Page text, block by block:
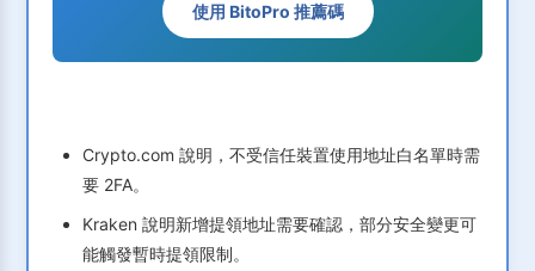
使用 BitoPro 推薦碼
Crypto.com 說明，不受信任裝置使用地址白名單時需
要 2FA。
Kraken 說明新增提領地址需要確認，部分安全變更可
能觸發暫時提領限制。